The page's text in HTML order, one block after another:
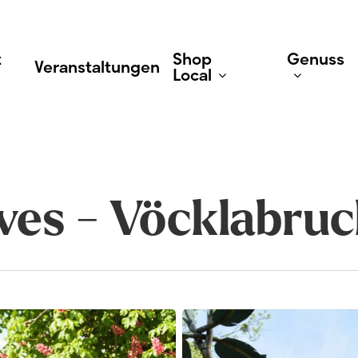
Veranstaltungen Shop
Local
Genuss
-